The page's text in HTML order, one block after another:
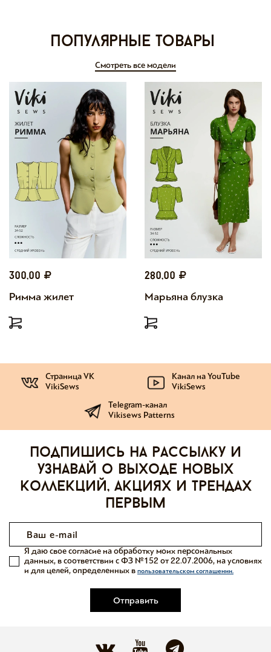
Популярные товары
Смотреть все модели
300,00
Римма жилет
280,00
Марьяна блузка
Страница VK
VikiSews
Канал на YouTube
VikiSews
Telegram-канал
Vikisews Patterns
Подпишись на рассылку и
узнавай о выходе новых
коллекций, акциях и трендах
первым
Отправить
Я даю свое согласие на обработку моих персональных
данных, в соответствии с ФЗ №152 от 22.07.2006, на условиях
и для целей, определенных в пользовательском соглашении.